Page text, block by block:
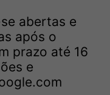
abertas e
após o
prazo até 16
e